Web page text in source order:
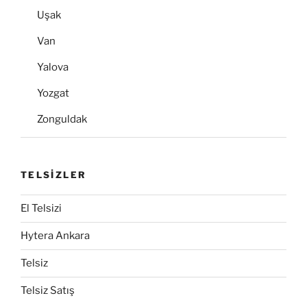
Uşak
Van
Yalova
Yozgat
Zonguldak
TELSİZLER
El Telsizi
Hytera Ankara
Telsiz
Telsiz Satış